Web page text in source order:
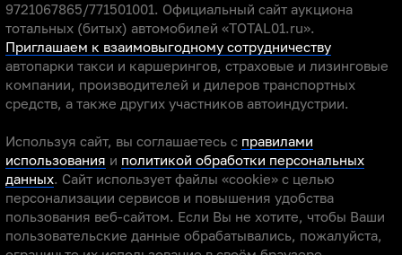
9721067865/771501001. Официальный сайт аукциона
тотальных (битых) автомобилей «TOTAL01.ru».
Приглашаем к взаимовыгодному сотрудничеству
автопарки такси и каршерингов, страховые и лизинговые
компании, производителей и дилеров транспортных
средств, а также других участников автоиндустрии.
Используя сайт, вы соглашаетесь с правилами
использования и политикой обработки персональных
данных. Сайт использует файлы «cookie» с целью
персонализации сервисов и повышения удобства
пользования веб-сайтом. Если Вы не хотите, чтобы Ваши
пользовательские данные обрабатывались, пожалуйста,